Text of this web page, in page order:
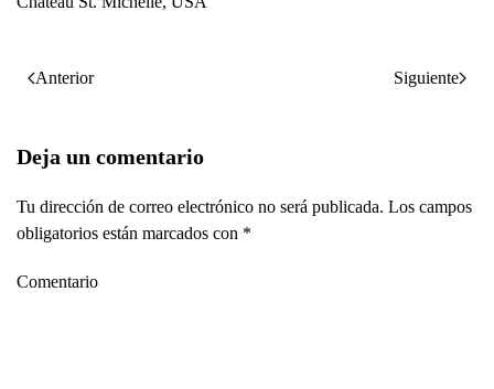
Anterior Siguiente
Deja un comentario
Tu dirección de correo electrónico no será publicada. Los campos
obligatorios están marcados con *
Comentario